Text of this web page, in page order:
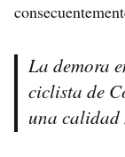
La demora
ciclista de
una calidad